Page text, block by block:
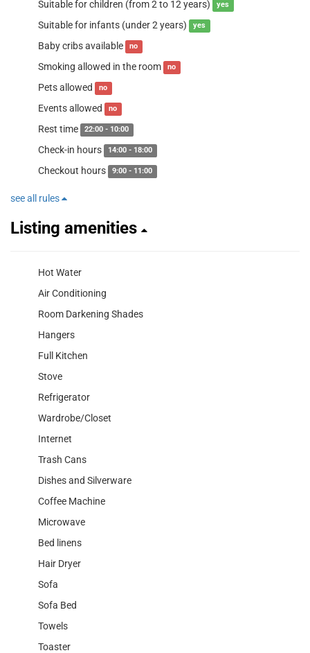
Suitable for children (from 2 to 12 years) yes
Suitable for infants (under 2 years) yes
Baby cribs available no
Smoking allowed in the room no
Pets allowed no
Events allowed no
Rest time 22:00 - 10:00
Check-in hours 14:00 - 18:00
Checkout hours 9:00 - 11:00
see all rules
Listing amenities
Hot Water
Air Conditioning
Room Darkening Shades
Hangers
Full Kitchen
Stove
Refrigerator
Wardrobe/Closet
Internet
Trash Cans
Dishes and Silverware
Coffee Machine
Microwave
Bed linens
Hair Dryer
Sofa
Sofa Bed
Towels
Toaster